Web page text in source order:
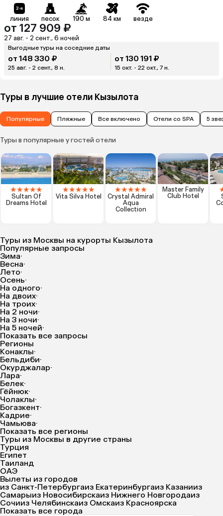
линия песок 190 м 84 км везде
от 127 909 ₽
27 авг. - 2 сент., 6 ночей
Выгодные туры на соседние даты
от 148 330 ₽
25 авг. - 2 сент., 8 н.
от 130 191 ₽
15 окт. - 22 окт., 7 н.
Туры в лучшие отели Кызылота
Популярные Пляжные Все включено Отели со SPA 5
Туры в популярные у гостей отели
★★★★★
Sultan Of
Dreams Hotel
★★★★★
Vita Silva Hotel
★★★★★
Crystal Admiral
Aqua
Collection
Master Family
Club Hotel
Туры из Москвы на курорты Кызылота
Популярные запросы
Зима·
Весна·
Лето·
Осень·
На одного·
На двоих·
На троих·
На 2 ночи·
На 3 ночи·
На 5 ночей·
Показать все запросы
Регионы
Конаклы·
Бельдиби·
Окурджалар·
Лара·
Белек·
Гёйнюк·
Чолаклы·
Богазкент·
Кадрие·
Чамьюва·
Показать все регионы
Туры из Москвы в другие страны
Турция
Египет
Таиланд
ОАЭ
Вылеты из городов
из Санкт-Петербургаиз Екатеринбургаиз Казанииз
Самарыиз Новосибирскаиз Нижнего Новгородаиз
Сочииз Челябинскаиз Омскаиз Красноярска
Показать все города